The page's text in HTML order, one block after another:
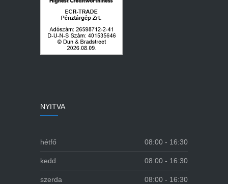
NYITVA
hétfő 08:00 - 16:30
kedd 08:00 - 16:30
szerda 08:00 - 16:30